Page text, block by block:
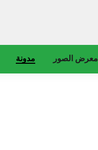
مدونة معرض الصور